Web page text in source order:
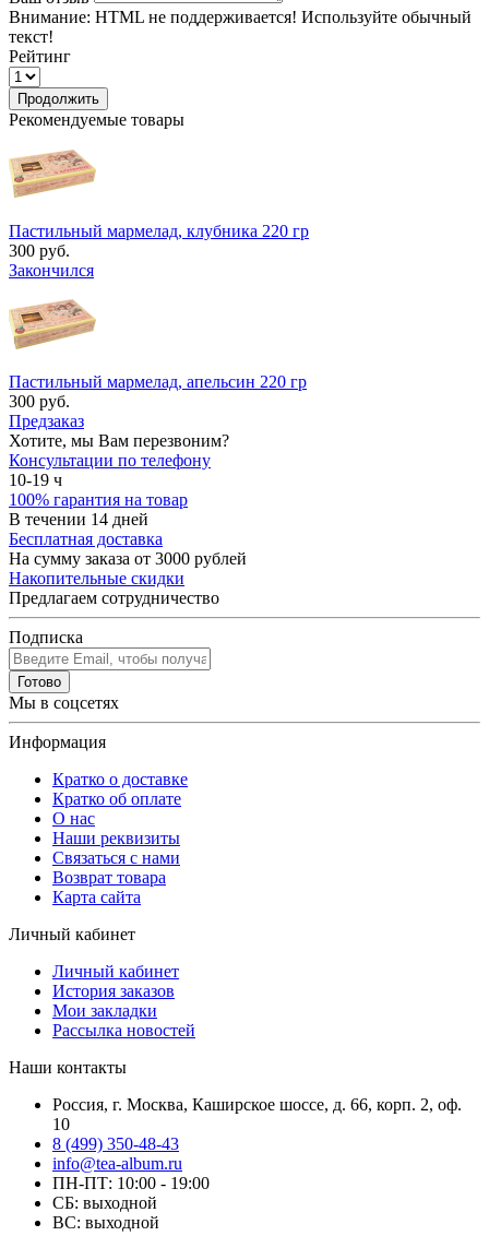
Внимание: HTML не поддерживается! Используйте обычный
текст!
Рейтинг
Продолжить
Рекомендуемые товары
Пастильный мармелад, клубника 220 гр
300 руб.
Закончился
Пастильный мармелад, апельсин 220 гр
300 руб.
Предзаказ
Хотите, мы Вам перезвоним?
Консультации по телефону
10-19 ч
100% гарантия на товар
В течении 14 дней
Бесплатная доставка
На сумму заказа от 3000 рублей
Накопительные скидки
Предлагаем сотрудничество
Подписка
Готово
Мы в соцсетях
Информация
Кратко о доставке
Кратко об оплате
О нас
Наши реквизиты
Связаться с нами
Возврат товара
Карта сайта
Личный кабинет
Личный кабинет
История заказов
Мои закладки
Рассылка новостей
Наши контакты
Россия, г. Москва, Каширское шоссе, д. 66, корп. 2, оф.
10
8 (499) 350-48-43
info@tea-album.ru
ПН-ПТ: 10:00 - 19:00
СБ: выходной
ВС: выходной